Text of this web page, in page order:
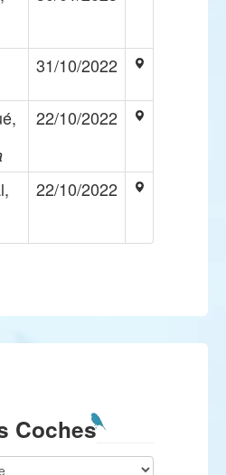
31/10/2022
22/10/2022
22/10/2022
Coches